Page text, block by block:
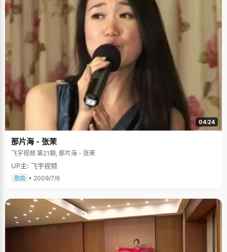
04:24
那片海 - 张茉
飞宇视频 第21期, 那片海 - 张茉
UP主: 飞宇视频
歌曲 • 2009/7/6